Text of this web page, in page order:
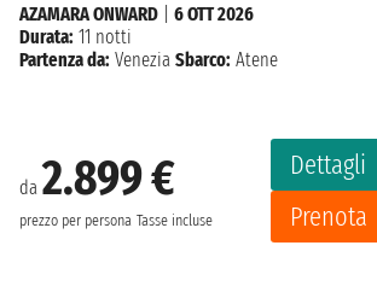
da 2.899 €
prezzo per persona Tasse incluse
Dettagli
Prenota
AZAMARA ONWARD
6 OTT 2026
Durata: 11 notti
Partenza da: Venezia Sbarco: Atene